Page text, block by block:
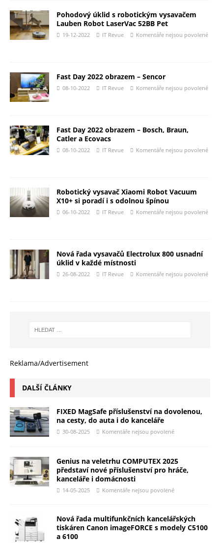
Pohodový úklid s robotickým vysavačem
Lauben Robot LaserVac 52BB Pet
19-12-2022 IT Revue Komentáře nejsou povolené
Fast Day 2022 obrazem – Sencor
08-10-2022 IT Revue Komentáře nejsou povolené
Fast Day 2022 obrazem – Bosch, Braun,
Catler a Ecovacs
08-10-2022 IT Revue Komentáře nejsou povolené
Robotický vysavač Xiaomi Robot Vacuum
X10+ si poradí i s odolnou špínou
06-10-2022 IT Revue Komentáře nejsou povolené
Nová řada vysavačů Electrolux 800 usnadní
úklid v každé místnosti
26-08-2022 IT Revue Komentáře nejsou povolené
Reklama/Advertisement
DALŠÍ ČLÁNKY
FIXED MagSafe příslušenství na dovolenou,
na cesty, do auta i do kanceláře
30-08-2025 Komentáře nejsou povolené
Genius na veletrhu COMPUTEX 2025
představí nové příslušenství pro hráče,
kanceláře i domácnosti
14-05-2025 Komentáře nejsou povolené
Nová řada multifunkčních kancelářských
tiskáren Canon imageFORCE s modely C5100
a 6100